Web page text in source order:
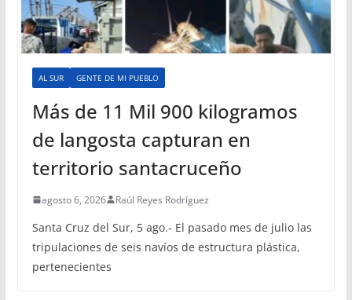
AL SUR GENTE DE MI PUEBLO
Más de 11 Mil 900 kilogramos
de langosta capturan en
territorio santacruceño
agosto 6, 2026 Raúl Reyes Rodríguez
Santa Cruz del Sur, 5 ago.- El pasado mes de julio las
tripulaciones de seis navíos de estructura plástica,
pertenecientes